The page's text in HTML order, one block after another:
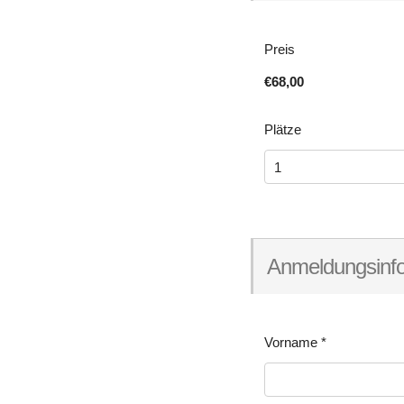
Preis
€68,00
Plätze
Vorname *